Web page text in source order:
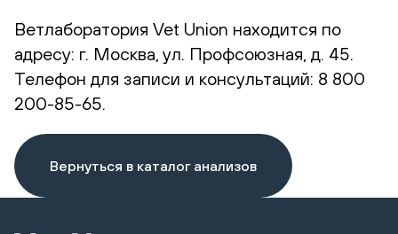
Ветлаборатория Vet Union находится по
адресу: г. Москва, ул. Профсоюзная, д. 45.
Телефон для записи и консультаций: 8 800
200-85-65.
Вернуться в каталог анализов